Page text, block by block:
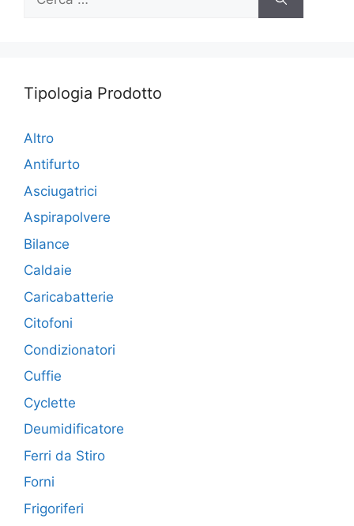
per:
Tipologia Prodotto
Altro
Antifurto
Asciugatrici
Aspirapolvere
Bilance
Caldaie
Caricabatterie
Citofoni
Condizionatori
Cuffie
Cyclette
Deumidificatore
Ferri da Stiro
Forni
Frigoriferi